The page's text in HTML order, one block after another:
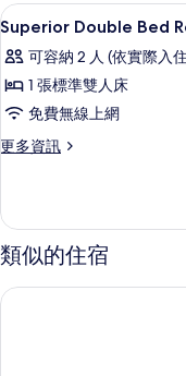
相
片
的
情
顯
示
Superior
Double
Bed
Room
Fridge)
的
有
6
Superior Double Bed
可容納 2 人 (依實際入
1 張標準雙人床
免費無線上網
更多資訊
更
Bed
Room
A
(Mini
Fridge)
類似的住宿
上海海上鉑悅酒店